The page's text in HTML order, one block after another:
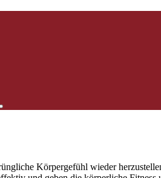
Körpergefühl wieder